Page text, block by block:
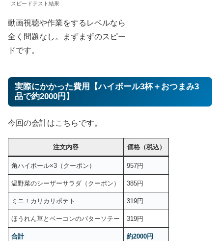
スピードテスト結果
動画視聴や作業をするレベルなら
全く問題なし。まずまずのスピー
ドです。
実際にかかった費用【ハイボール3杯＋おつまみ3
品で約2000円】
今回の会計はこちらです。
注文内容 価格（税込）
角ハイボール×3（クーポン） 957円
温野菜のシーザーサラダ（クーポン） 385円
ミニ！カリカリポテト 319円
ほうれん草とベーコンのバターソテー 319円
合計 約2000円